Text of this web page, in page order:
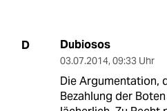
D Dubiosos
03.07.2014, 09:33 Uhr
Die Argumentation,
Bezahlung der